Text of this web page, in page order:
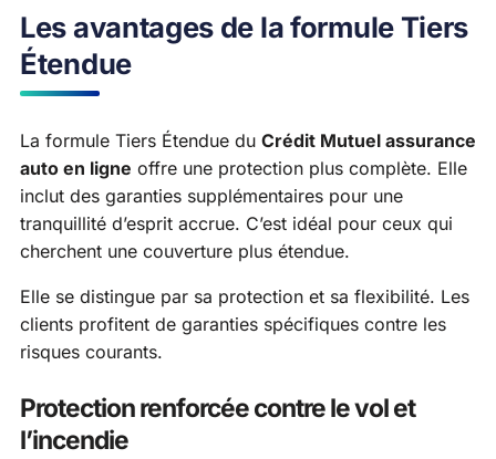
Les avantages de la formule Tiers
Étendue
La formule Tiers Étendue du Crédit Mutuel assurance
auto en ligne offre une protection plus complète. Elle
inclut des garanties supplémentaires pour une
tranquillité d’esprit accrue. C’est idéal pour ceux qui
cherchent une couverture plus étendue.
Elle se distingue par sa protection et sa flexibilité. Les
clients profitent de garanties spécifiques contre les
risques courants.
Protection renforcée contre le vol et
l’incendie